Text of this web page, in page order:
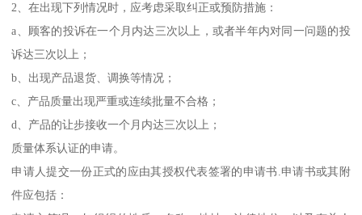
2、在出现下列情况时，应考虑采取纠正或预防措施：
a、顾客的投诉在一个月内达三次以上，或者半年内对同一问题的投
诉达三次以上；
b、出现产品退货、调换等情况；
c、产品质量出现严重或连续批量不合格；
d、产品的让步接收一个月内达三次以上；
质量体系认证的申请。
申请人提交一份正式的应由其授权代表签署的申请书.申请书或其附
件应包括：